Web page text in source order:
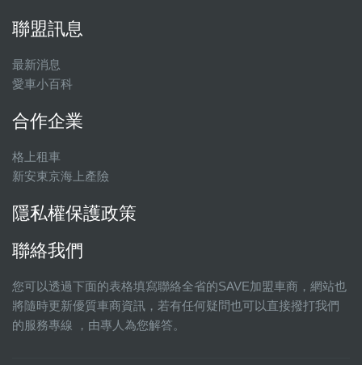
聯盟訊息
最新消息
愛車小百科
合作企業
格上租車
新安東京海上產險
隱私權保護政策
聯絡我們
您可以透過下面的表格填寫聯絡全省的SAVE加盟車商，網站也
將隨時更新優質車商資訊，若有任何疑問也可以直接撥打我們
的服務專線 ，由專人為您解答。